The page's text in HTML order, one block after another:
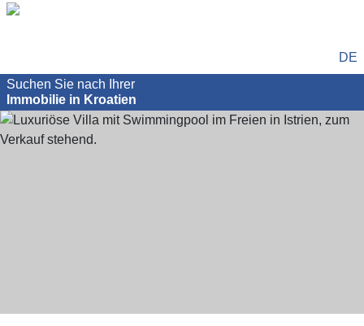
DE
Suchen Sie nach Ihrer
Immobilie in Kroatien